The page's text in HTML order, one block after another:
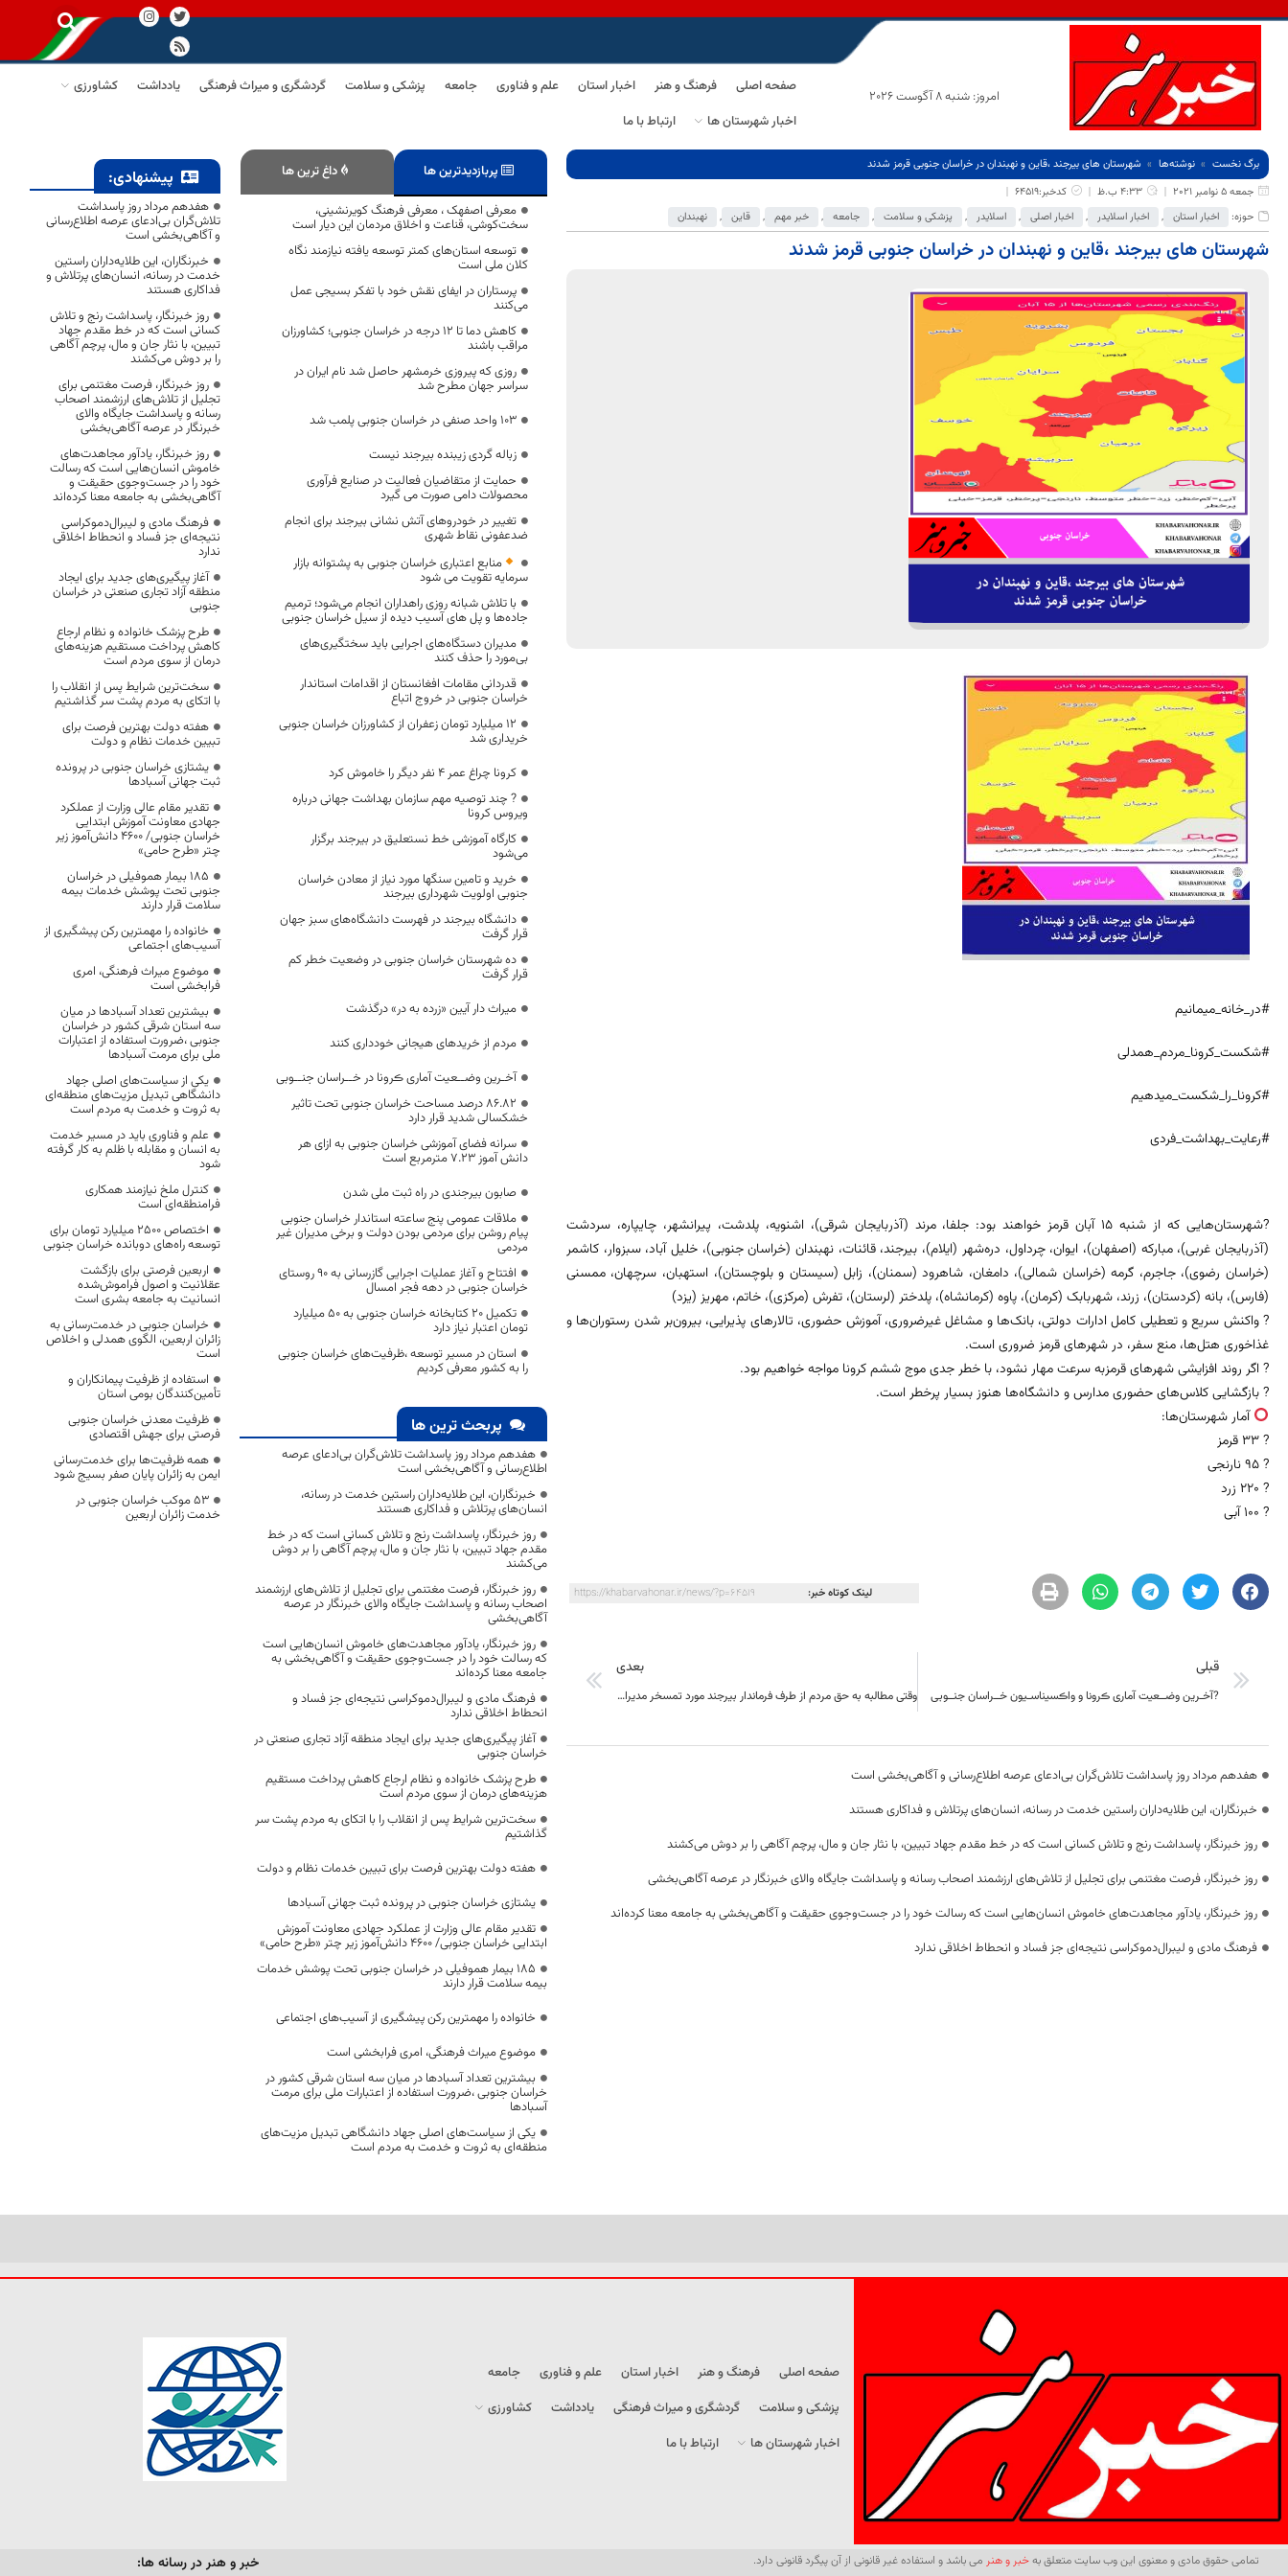
امروز: شنبه 8 آگوست 2026
صفحه اصلی فرهنگ و هنر اخبار استان علم و فناوری جامعه پزشکی و سلامت گردشگری و میراث فرهنگی یادداشت
کشاورزی
اخبار شهرستان ها
ارتباط با ما
برگ نخست نوشته‌ها
شهرستان های بیرجند ،قاین و نهبندان در خراسان جنوبی قرمز شدند
جمعه 5 نوامبر 2021
4:33 ب.ظ
کدخبر:64519
حوزه:
اخبار استان , اخبار اسلایدر , اخبار اصلی , اسلایدر , پزشکی و سلامت , جامعه , خبر مهم , قاین , نهبندان
شهرستان های بیرجند ،قاین و نهبندان در خراسان جنوبی قرمز شدند
#در_خانه_میمانیم
#شکست_کرونا_مردم_همدلی
#کرونا_را_شکست_میدهیم
#رعایت_بهداشت_فردی
?شهرستان‌هایی که از شنبه ۱۵ آبان قرمز خواهند بود: جلفا، مرند (آذربایجان شرقی)، اشنویه، پلدشت، پیرانشهر، چایپاره، سردشت
(آذربایجان غربی)، مبارکه (اصفهان)، ایوان، چرداول، دره‌شهر (ایلام)، بیرجند، قائنات، نهبندان (خراسان جنوبی)، خلیل آباد، سبزوار، کاشمر
(خراسان رضوی)، جاجرم، گرمه (خراسان شمالی)، دامغان، شاهرود (سمنان)، زابل (سیستان و بلوچستان)، استهبان، سرچهان، ممسنی
(فارس)، بانه (کردستان)، زرند، شهربابک (کرمان)، پاوه (کرمانشاه)، پلدختر (لرستان)، تفرش (مرکزی)، خاتم، مهریز (یزد)
? واکنش سریع و تعطیلی کامل ادارات دولتی، بانک‌ها و مشاغل غیرضروری، آموزش حضوری، تالارهای پذیرایی، بیرون‌بر شدن رستوران‌ها و
غذاخوری هتل‌ها، منع سفر، در شهرهای قرمز ضروری است.
? اگر روند افزایشی شهرهای قرمزبه سرعت مهار نشود، با خطر جدی موج ششم کرونا مواجه خواهیم بود.
? بازگشایی کلاس‌های حضوری مدارس و دانشگاه‌ها هنوز بسیار پرخطر است.
آمار شهرستان‌ها:
? ۳۳ قرمز
? ۹۵ نارنجی
? ۲۲۰ زرد
? ۱۰۰ آبی
لینک کوتاه خبر: https://khabarvahonar.ir/news/?p=64519
قبلی
?آخـرین وضــعیت آماری ڪرونا و واڪسیناسـیون خــراسان جنــوبی
بعدی
وقتی مطالبه به حق مردم از طرف فرماندار بیرجند مورد تمسخر مدیران پروازی کشور است به کجا چنین شتابان!!!!
هفدهم مرداد روز پاسداشت تلاش‌گران بی‌ادعای عرصه اطلاع‌رسانی و آگاهی‌بخشی است
خبرنگاران، این طلایه‌داران راستین خدمت در رسانه، انسان‌های پرتلاش و فداکاری هستند
روز خبرنگار، پاسداشت رنج و تلاش کسانی است که در خط مقدم جهاد تبیین، با نثار جان و مال، پرچم آگاهی را بر دوش می‌کشند
روز خبرنگار، فرصت مغتنمی برای تجلیل از تلاش‌های ارزشمند اصحاب رسانه و پاسداشت جایگاه والای خبرنگار در عرصه آگاهی‌بخشی
روز خبرنگار، یادآور مجاهدت‌های خاموش انسان‌هایی است که رسالت خود را در جست‌وجوی حقیقت و آگاهی‌بخشی به جامعه معنا کرده‌اند
فرهنگ مادی و لیبرال‌دموکراسی نتیجه‌ای جز فساد و انحطاط اخلاقی ندارد
پربازدیدترین ها داغ ترین ها
معرفی اصفهک ، معرفی فرهنگ کویرنشینی،
سخت‌کوشی، قناعت و اخلاق مردمان این دیار است
توسعه استان‌های کمتر توسعه یافته نیازمند نگاه
کلان ملی است
پرستاران در ایفای نقش خود با تفکر بسیجی عمل
می‌کنند
کاهش دما تا ۱۲ درجه در خراسان جنوبی؛ کشاورزان
مراقب باشند
روزی که پیروزی خرمشهر حاصل شد نام ایران در
سراسر جهان مطرح شد
۱۰۳ واحد صنفی در خراسان جنوبی پلمب شد
زباله گردی زیبنده بیرجند نیست
حمایت از متقاضیان فعالیت در صنایع فرآوری
محصولات دامی صورت می گیرد
تغییر در خودروهای آتش نشانی بیرجند برای انجام
ضدعفونی نقاط شهری
منابع اعتباری خراسان جنوبی به پشتوانه بازار
سرمایه تقویت می شود
با تلاش شبانه روزی راهداران انجام می‌شود؛ ترمیم
جاده‌ها و پل های آسیب دیده از سیل خراسان جنوبی
مدیران دستگاه‌های اجرایی باید سختگیری‌های
بی‌مورد را حذف کنند
قدردانی مقامات افغانستان از اقدامات استاندار
خراسان جنوبی در خروج اتباع
۱۲ میلیارد تومان زعفران از کشاورزان خراسان جنوبی
خریداری شد
کرونا چراغ عمر ۴ نفر دیگر را خاموش کرد
? چند توصیه مهم سازمان بهداشت جهانی درباره
ویروس کرونا
کارگاه آموزشی خط نستعلیق در بیرجند برگزار
می‌شود
خرید و تامین سنگها مورد نیاز از معادن خراسان
جنوبی اولویت شهرداری بیرجند
دانشگاه بیرجند در فهرست دانشگاه‌های سبز جهان
قرار گرفت
ده شهرستان خراسان جنوبی در وضعیت خطر کم
قرار گرفت
میراث دار آیین «زرده به در» درگذشت
مردم از خریدهای هیجانی خودداری کنند
آخـرین وضــعیت آماری ڪرونا در خــراسان جنــوبی
۸۶.۸۲ درصد مساحت خراسان جنوبی تحت تاثیر
خشکسالی شدید قرار دارد
سرانه فضای آموزشی خراسان جنوبی به ازای هر
دانش آموز ۷.۲۳ مترمربع است
صابون بیرجندی در راه ثبت ملی شدن
ملاقات عمومی پنج ساعته استاندار خراسان جنوبی
پیام روشن برای مردمی بودن دولت و برخی مدیران غیر
مردمی
افتتاح و آغاز عملیات اجرایی گازرسانی به ۹۰ روستای
خراسان جنوبی در دهه فجر امسال
تکمیل ۲۰ کتابخانه‌ خراسان جنوبی به ۵۰ میلیارد
تومان اعتبار نیاز دارد
استان در مسیر توسعه ،ظرفیت‌های خراسان جنوبی
را به کشور معرفی کردیم
پربحث ترین ها
هفدهم مرداد روز پاسداشت تلاش‌گران بی‌ادعای عرصه
اطلاع‌رسانی و آگاهی‌بخشی است
خبرنگاران، این طلایه‌داران راستین خدمت در رسانه،
انسان‌های پرتلاش و فداکاری هستند
روز خبرنگار، پاسداشت رنج و تلاش کسانی است که در خط
مقدم جهاد تبیین، با نثار جان و مال، پرچم آگاهی را بر دوش
می‌کشند
روز خبرنگار، فرصت مغتنمی برای تجلیل از تلاش‌های ارزشمند
اصحاب رسانه و پاسداشت جایگاه والای خبرنگار در عرصه
آگاهی‌بخشی
روز خبرنگار، یادآور مجاهدت‌های خاموش انسان‌هایی است
که رسالت خود را در جست‌وجوی حقیقت و آگاهی‌بخشی به
جامعه معنا کرده‌اند
فرهنگ مادی و لیبرال‌دموکراسی نتیجه‌ای جز فساد و
انحطاط اخلاقی ندارد
آغاز پیگیری‌های جدید برای ایجاد منطقه آزاد تجاری صنعتی در
خراسان جنوبی
طرح پزشک خانواده و نظام ارجاع کاهش پرداخت مستقیم
هزینه‌های درمان از سوی مردم است
سخت‌ترین شرایط پس از انقلاب را با اتکای به مردم پشت سر
گذاشتیم
هفته دولت بهترین فرصت برای تبیین خدمات نظام و دولت
یشتازی خراسان جنوبی در پرونده ثبت جهانی آسبادها
تقدیر مقام عالی وزارت از عملکرد جهادی معاونت آموزش
ابتدایی خراسان جنوبی/ ۴۶۰۰ دانش‌آموز زیر چتر «طرح حامی»
۱۸۵ بیمار هموفیلی در خراسان جنوبی تحت پوشش خدمات
بیمه سلامت قرار دارند
خانواده را مهمترین رکن پیشگیری از آسیب‌های اجتماعی
موضوع میراث فرهنگی، امری فرابخشی است
بیشترین تعداد آسبادها در میان سه استان شرقی کشور در
خراسان جنوبی ،ضرورت استفاده از اعتبارات ملی برای مرمت
آسبادها
یکی از سیاست‌های اصلی جهاد دانشگاهی تبدیل مزیت‌های
منطقه‌ای به ثروت و خدمت به مردم است
پیشنهادی:
هفدهم مرداد روز پاسداشت
تلاش‌گران بی‌ادعای عرصه اطلاع‌رسانی
و آگاهی‌بخشی است
خبرنگاران، این طلایه‌داران راستین
خدمت در رسانه، انسان‌های پرتلاش و
فداکاری هستند
روز خبرنگار، پاسداشت رنج و تلاش
کسانی است که در خط مقدم جهاد
تبیین، با نثار جان و مال، پرچم آگاهی
را بر دوش می‌کشند
روز خبرنگار، فرصت مغتنمی برای
تجلیل از تلاش‌های ارزشمند اصحاب
رسانه و پاسداشت جایگاه والای
خبرنگار در عرصه آگاهی‌بخشی
روز خبرنگار، یادآور مجاهدت‌های
خاموش انسان‌هایی است که رسالت
خود را در جست‌وجوی حقیقت و
آگاهی‌بخشی به جامعه معنا کرده‌اند
فرهنگ مادی و لیبرال‌دموکراسی
نتیجه‌ای جز فساد و انحطاط اخلاقی
ندارد
آغاز پیگیری‌های جدید برای ایجاد
منطقه آزاد تجاری صنعتی در خراسان
جنوبی
طرح پزشک خانواده و نظام ارجاع
کاهش پرداخت مستقیم هزینه‌های
درمان از سوی مردم است
سخت‌ترین شرایط پس از انقلاب را
با اتکای به مردم پشت سر گذاشتیم
هفته دولت بهترین فرصت برای
تبیین خدمات نظام و دولت
یشتازی خراسان جنوبی در پرونده
ثبت جهانی آسبادها
تقدیر مقام عالی وزارت از عملکرد
جهادی معاونت آموزش ابتدایی
خراسان جنوبی/ ۴۶۰۰ دانش‌آموز زیر
چتر «طرح حامی»
۱۸۵ بیمار هموفیلی در خراسان
جنوبی تحت پوشش خدمات بیمه
سلامت قرار دارند
خانواده را مهمترین رکن پیشگیری از
آسیب‌های اجتماعی
موضوع میراث فرهنگی، امری
فرابخشی است
بیشترین تعداد آسبادها در میان
سه استان شرقی کشور در خراسان
جنوبی ،ضرورت استفاده از اعتبارات
ملی برای مرمت آسبادها
یکی از سیاست‌های اصلی جهاد
دانشگاهی تبدیل مزیت‌های منطقه‌ای
به ثروت و خدمت به مردم است
علم و فناوری باید در مسیر خدمت
به انسان و مقابله با ظلم به کار گرفته
شود
کنترل ملخ نیازمند همکاری
فرامنطقه‌ای است
اختصاص 2500 میلیارد تومان برای
توسعه راه‌های دوبانده خراسان جنوبی
اربعین فرصتی برای بازگشت
عقلانیت و اصول فراموش‌شده
انسانیت به جامعه بشری است
خراسان جنوبی در خدمت‌رسانی به
زائران اربعین، الگوی همدلی و اخلاص
است
استفاده از ظرفیت پیمانکاران و
تأمین‌کنندگان بومی استان
ظرفیت معدنی خراسان جنوبی
فرصتی برای جهش اقتصادی
همه ظرفیت‌ها برای خدمت‌رسانی
ایمن به زائران پایان صفر بسیج شود
53 موکب خراسان جنوبی در
خدمت زائران اربعین
صفحه اصلی فرهنگ و هنر اخبار استان علم و فناوری
جامعه
پزشکی و سلامت
گردشگری و میراث فرهنگی یادداشت
کشاورزی
اخبار شهرستان ها
ارتباط با ما
تمامی حقوق مادی و معنوی این وب سایت متعلق بهخبر و هنر می باشد و استفاده غیر قانونی از آن پیگرد قانونی دارد. خبر و هنر در رسانه ها: